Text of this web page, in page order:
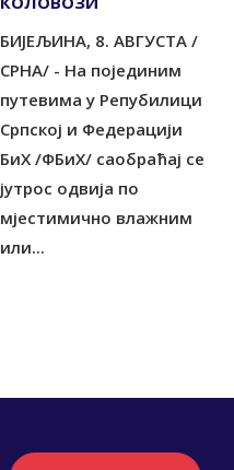
БИЈЕЉИНА, 8. АВГУСТА /
СРНА/ - На појединим
путевима у Репубилици
Српској и Федерацији
БиХ /ФБиХ/ саобраћај се
јутрос одвија по
мјестимично влажним
или...